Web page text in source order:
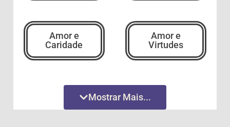
Amor e
Caridade
Amor e
Virtudes
Mostrar Mais...